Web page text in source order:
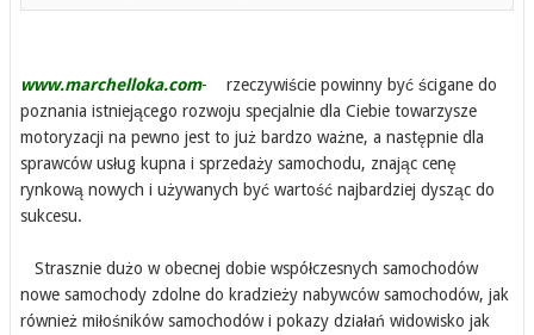
www.marchelloka.com- rzeczywiście powinny być ścigane do
poznania istniejącego rozwoju specjalnie dla Ciebie towarzysze
motoryzacji na pewno jest to już bardzo ważne, a następnie dla
sprawców usług kupna i sprzedaży samochodu, znając cenę
rynkową nowych i używanych być wartość najbardziej dysząc do
sukcesu.
Strasznie dużo w obecnej dobie współczesnych samochodów
nowe samochody zdolne do kradzieży nabywców samochodów, jak
również miłośników samochodów i pokazy działań widowisko jak